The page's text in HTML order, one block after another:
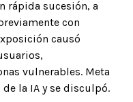
rápida sucesión, a
con
causó
vulnerables. Meta
la IA y se disculpó.